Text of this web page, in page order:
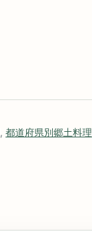
, 都道府県別郷土料理